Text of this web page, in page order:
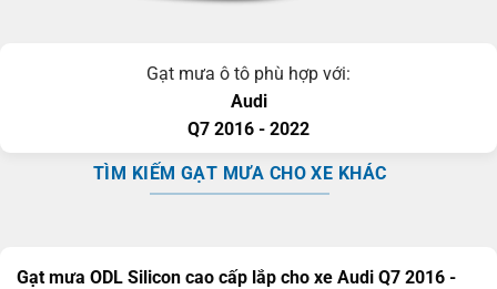
Gạt mưa ô tô phù hợp với:
Audi
Q7 2016 - 2022
TÌM KIẾM GẠT MƯA CHO XE KHÁC
Gạt mưa ODL Silicon cao cấp lắp cho xe Audi Q7 2016 -